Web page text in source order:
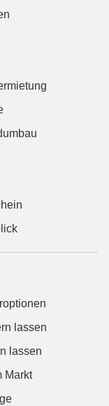
lassen
lassen
Markt